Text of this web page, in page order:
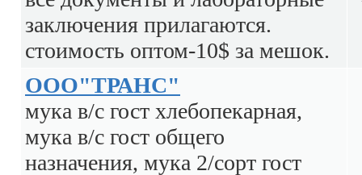
заключения прилагаются.
стоимость оптом-10$ за мешок.
ООО"ТРАНС"
мука в/с гост хлебопекарная,
мука в/с гост общего
назначения, мука 2/сорт гост